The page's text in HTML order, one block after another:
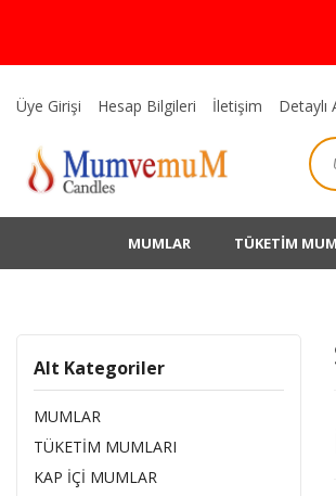
Üye Girişi Hesap Bilgileri İletişim Detaylı
MUMLAR TÜKETİM
Alt Kategoriler
MUMLAR
TÜKETİM MUMLARI
KAP İÇİ MUMLAR